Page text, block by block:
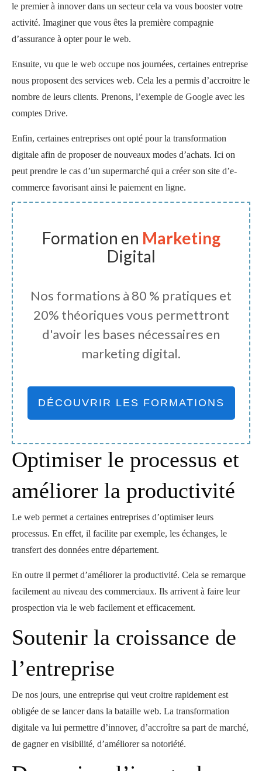
le premier à innover dans un secteur cela va vous booster votre
activité. Imaginer que vous êtes la première compagnie
d’assurance à opter pour le web.
Ensuite, vu que le web occupe nos journées, certaines entreprise
nous proposent des services web. Cela les a permis d’accroitre le
nombre de leurs clients. Prenons, l’exemple de Google avec les
comptes Drive.
Enfin, certaines entreprises ont opté pour la transformation
digitale afin de proposer de nouveaux modes d’achats. Ici on
peut prendre le cas d’un supermarché qui a créer son site d’e-
commerce favorisant ainsi le paiement en ligne.
Formation en Marketing
Digital
Nos formations à 80 % pratiques et
20% théoriques vous permettront
d'avoir les bases nécessaires en
marketing digital.
DÉCOUVRIR LES FORMATIONS
Optimiser le processus et
améliorer la productivité
Le web permet a certaines entreprises d’optimiser leurs
processus. En effet, il facilite par exemple, les échanges, le
transfert des données entre département.
En outre il permet d’améliorer la productivité. Cela se remarque
facilement au niveau des commerciaux. Ils arrivent à faire leur
prospection via le web facilement et efficacement.
Soutenir la croissance de
l’entreprise
De nos jours, une entreprise qui veut croitre rapidement est
obligée de se lancer dans la bataille web. La transformation
digitale va lui permettre d’innover, d’accroître sa part de marché,
de gagner en visibilité, d’améliorer sa notoriété.